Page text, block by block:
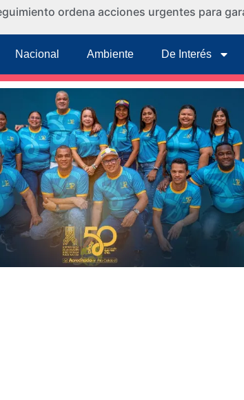
ordena acciones urgentes para
Nacional Ambiente De Interés